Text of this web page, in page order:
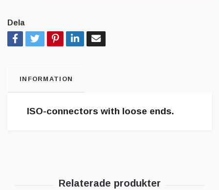
Dela
INFORMATION
ISO-connectors with loose ends.